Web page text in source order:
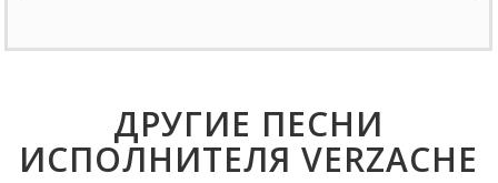
ДРУГИЕ ПЕСНИ
ИСПОЛНИТЕЛЯ VERZACHE